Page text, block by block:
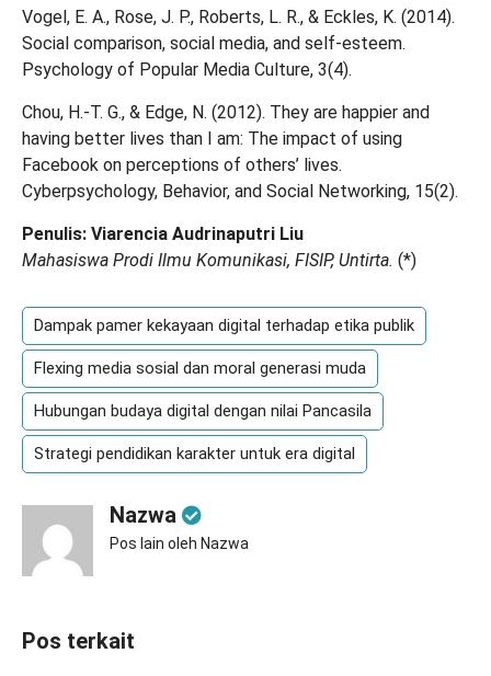
Vogel, E. A., Rose, J. P., Roberts, L. R., & Eckles, K. (2014).
Social comparison, social media, and self-esteem.
Psychology of Popular Media Culture, 3(4).
Chou, H.-T. G., & Edge, N. (2012). They are happier and
having better lives than I am: The impact of using
Facebook on perceptions of others’ lives.
Cyberpsychology, Behavior, and Social Networking, 15(2).
Penulis: Viarencia Audrinaputri Liu
Mahasiswa Prodi Ilmu Komunikasi, FISIP, Untirta. (*)
Dampak pamer kekayaan digital terhadap etika publik
Flexing media sosial dan moral generasi muda
Hubungan budaya digital dengan nilai Pancasila
Strategi pendidikan karakter untuk era digital
Nazwa
Pos lain oleh Nazwa
Pos terkait